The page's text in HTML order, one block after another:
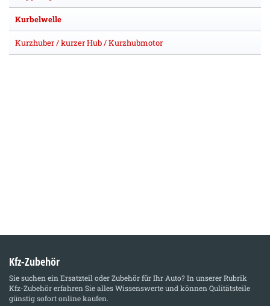
Kurbelwelle
Kurzhuber / kurzer Hub / Kurzhubmotor
Kfz-Zubehör
Sie suchen ein Ersatzteil oder Zubehör für Ihr Auto? In unserer Rubrik
Kfz-Zubehörerfahren Sie alles Wissenswerte und können Qulitätsteile
günstig sofort online kaufen.